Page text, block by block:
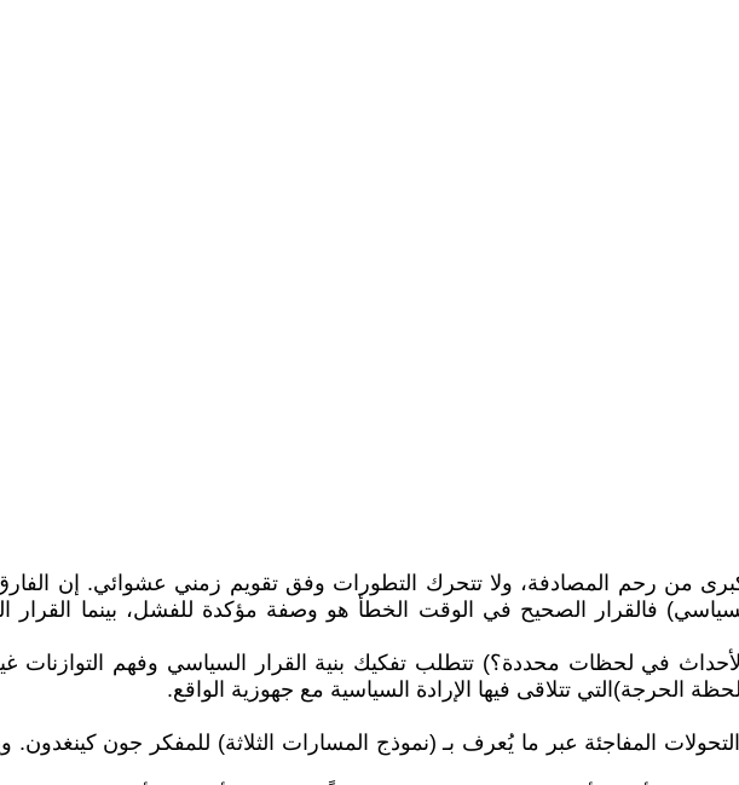
من رحم المصادفة، ولا تتحرك التطورات وفق تقويم زمني عشوائي. إن
فالقرار الصحيح في الوقت الخطأ هو وصفة مؤكدة للفشل، بينما القرار
في لحظات محددة؟) تتطلب تفكيك بنية القرار السياسي وفهم التوازنات
الحرجة)التي تتلاقى فيها الإرادة السياسية مع جهوزية الواقع.
المفاجئة عبر ما يُعرف بـ (نموذج المسارات الثلاثة) للمفكر جون كينغدون.